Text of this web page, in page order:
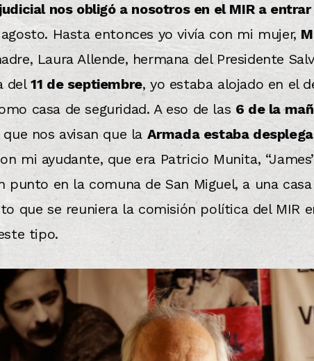
nos obligó a nosotros en el MIR a
Hasta entonces yo vivía con mi mujer,
Laura Allende, hermana del Presidente
del11 de septiembre, yo estaba alojado en el
casa de seguridad. A eso de las 6 de la
nos avisan que la Armada estaba
mi ayudante, que era Patricio Munita,
punto en la comuna de San Miguel, a una
que se reuniera la comisión política del MIR
tipo.